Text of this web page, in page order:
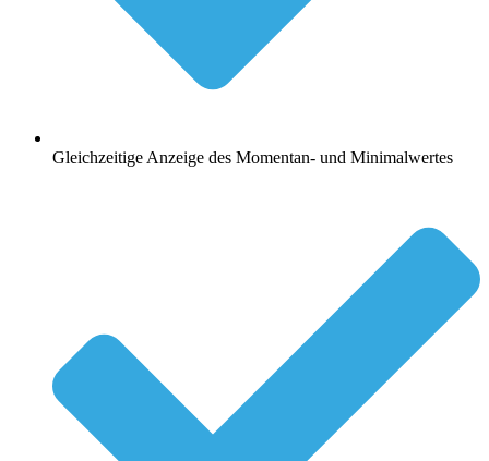
Gleichzeitige Anzeige des Momentan- und Minimalwertes